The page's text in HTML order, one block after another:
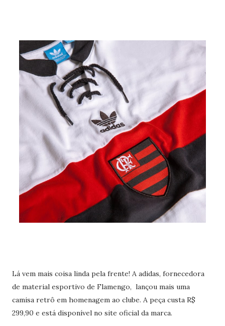
Lá vem mais coisa linda pela frente! A adidas, fornecedora
de material esportivo de Flamengo, lançou mais uma
camisa retrô em homenagem ao clube. A peça custa R$
299,90 e está disponível no site oficial da marca.